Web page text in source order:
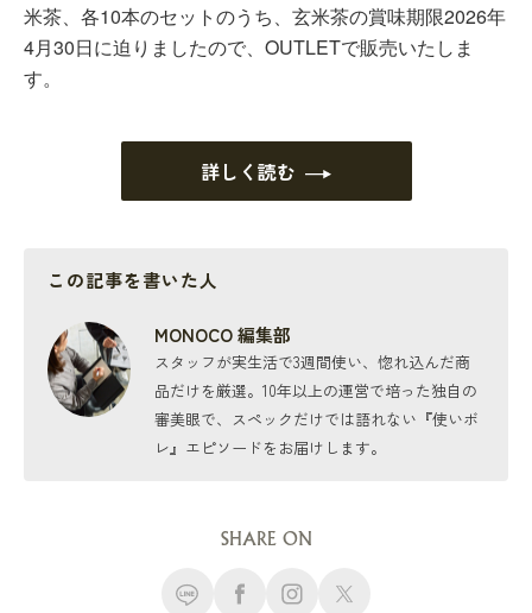
米茶、各10本のセットのうち、玄米茶の賞味期限2026年
4月30日に迫りましたので、OUTLETで販売いたしま
す。
詳しく読む
この記事を書いた人
MONOCO 編集部
スタッフが実生活で3週間使い、惚れ込んだ商
品だけを厳選。10年以上の運営で培った独自の
審美眼で、スペックだけでは語れない『使いボ
レ』エピソードをお届けします。
SHARE ON